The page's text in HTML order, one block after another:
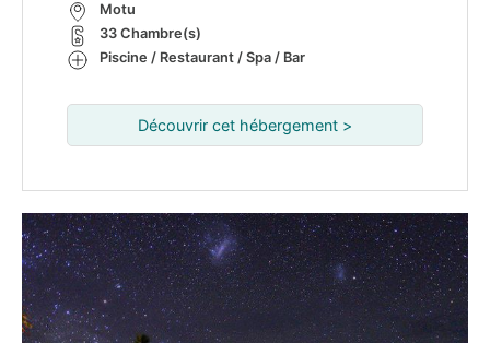
Motu
33 Chambre(s)
Piscine / Restaurant / Spa / Bar
Découvrir cet hébergement >